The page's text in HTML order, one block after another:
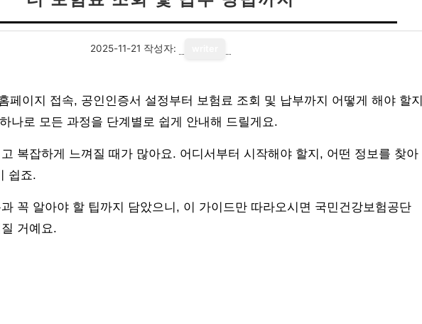
2025-11-21 작성자:
페이지 접속, 공인인증서 설정부터 보험료 조회 및 납부까지 어떻게 해야 할지
나로 모든 과정을 단계별로 쉽게 안내해 드릴게요.
복잡하게 느껴질 때가 많아요. 어디서부터 시작해야 할지, 어떤 정보를 찾아
쉽죠.
꼭 알아야 할 팁까지 담았으니, 이 가이드만 따라오시면 국민건강보험공단
거예요.